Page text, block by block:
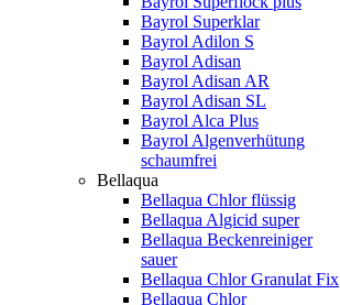
Bayrol Superklar
Bayrol Adilon S
Bayrol Adisan
Bayrol Adisan AR
Bayrol Adisan SL
Bayrol Alca Plus
Bayrol Algenverhütung
schaumfrei
Bellaqua
Bellaqua Chlor flüssig
Bellaqua Algicid super
Bellaqua Beckenreiniger
sauer
Bellaqua Chlor Granulat Fix
Bellaqua Chlor